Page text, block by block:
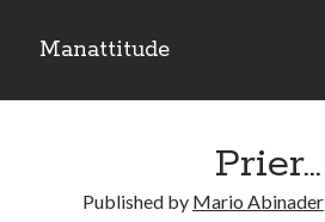
Manattitude
Sidebar
Le réveil de l’ange…
Prier…
Published by Mario Abinader